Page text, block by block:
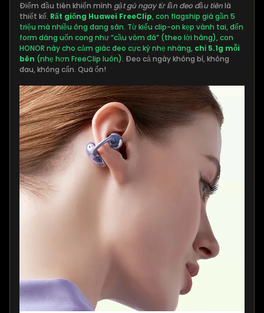
Điểm đầu tiên khiến mình gật gù ngay từ lần đeo đầu tiênlà
thiết kế. Rất giống Huawei FreeClip, con flagship giá gần 5
triệu mà nhiều ông đang săn. Từ kiểu clip-on kẹp vành tai, đến
form dáng uốn cong như “cầu vòm đá” (theo lời hãng), con
HONOR này cho cảm giác đeo cực kỳ nhẹ nhàng, chỉ 5.1g mỗi
bên (nhẹ hơn FreeClip luôn). Đeo cả ngày không bí, không
đau, không cấn. Quá ổn!